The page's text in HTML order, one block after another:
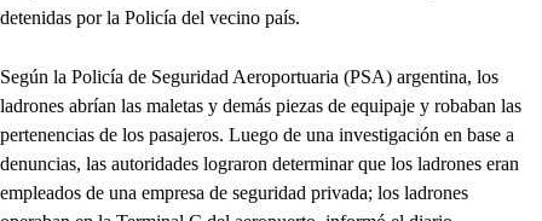
detenidas por la Policía del vecino país.
Según la Policía de Seguridad Aeroportuaria (PSA) argentina, los
ladrones abrían las maletas y demás piezas de equipaje y robaban las
pertenencias de los pasajeros. Luego de una investigación en base a
denuncias, las autoridades lograron determinar que los ladrones eran
empleados de una empresa de seguridad privada; los ladrones